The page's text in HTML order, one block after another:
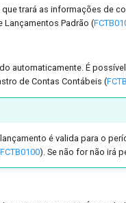
trará as informações de
Lançamentos Padrão (
automaticamente. É
de Contas Contábeis (
é valida para o
FCTB0100). Se não for não irá